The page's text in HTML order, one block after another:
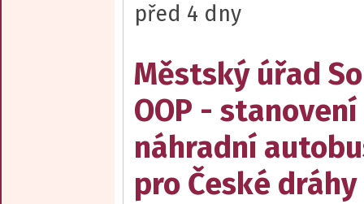
před 4 dny
Městský úřad
OOP -
náhradní
pro České dráhy